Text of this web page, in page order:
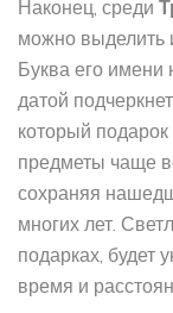
Наконец, среди
можно выделить
Буква его имени
датой
который
предметы чаще
сохраняя
многих лет.
подарках, будет
время и